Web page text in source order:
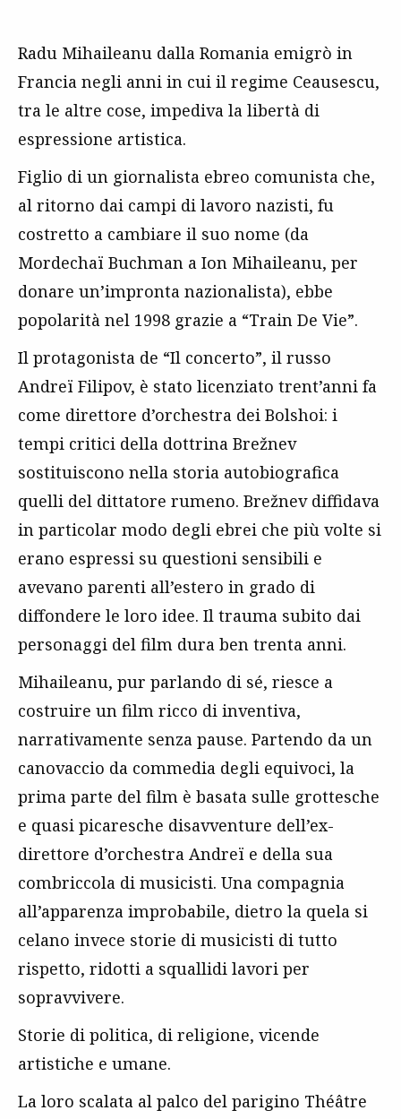
Radu Mihaileanu dalla Romania emigrò in
Francia negli anni in cui il regime Ceausescu,
tra le altre cose, impediva la libertà di
espressione artistica.
Figlio di un giornalista ebreo comunista che,
al ritorno dai campi di lavoro nazisti, fu
costretto a cambiare il suo nome (da
Mordechaï Buchman a Ion Mihaileanu, per
donare un’impronta nazionalista), ebbe
popolarità nel 1998 grazie a “Train De Vie”.
Il protagonista de “Il concerto”, il russo
Andreï Filipov, è stato licenziato trent’anni fa
come direttore d’orchestra dei Bolshoi: i
tempi critici della dottrina Brežnev
sostituiscono nella storia autobiografica
quelli del dittatore rumeno. Brežnev diffidava
in particolar modo degli ebrei che più volte si
erano espressi su questioni sensibili e
avevano parenti all’estero in grado di
diffondere le loro idee. Il trauma subito dai
personaggi del film dura ben trenta anni.
Mihaileanu, pur parlando di sé, riesce a
costruire un film ricco di inventiva,
narrativamente senza pause. Partendo da un
canovaccio da commedia degli equivoci, la
prima parte del film è basata sulle grottesche
e quasi picaresche disavventure dell’ex-
direttore d’orchestra Andreï e della sua
combriccola di musicisti. Una compagnia
all’apparenza improbabile, dietro la quela si
celano invece storie di musicisti di tutto
rispetto, ridotti a squallidi lavori per
sopravvivere.
Storie di politica, di religione, vicende
artistiche e umane.
La loro scalata al palco del parigino Théâtre